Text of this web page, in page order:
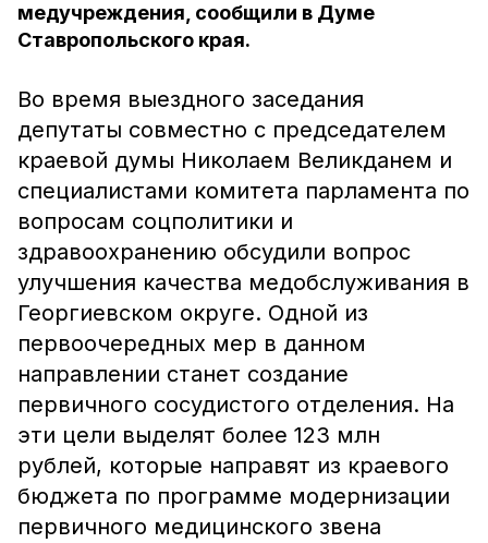
медучреждения, сообщили в Думе
Ставропольского края.
Во время выездного заседания
депутаты совместно с председателем
краевой думы Николаем Великданем и
специалистами комитета парламента по
вопросам соцполитики и
здравоохранению обсудили вопрос
улучшения качества медобслуживания в
Георгиевском округе. Одной из
первоочередных мер в данном
направлении станет создание
первичного сосудистого отделения. На
эти цели выделят более 123 млн
рублей, которые направят из краевого
бюджета по программе модернизации
первичного медицинского звена